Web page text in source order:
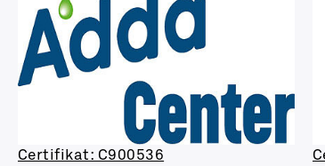
Certifikat: C900536